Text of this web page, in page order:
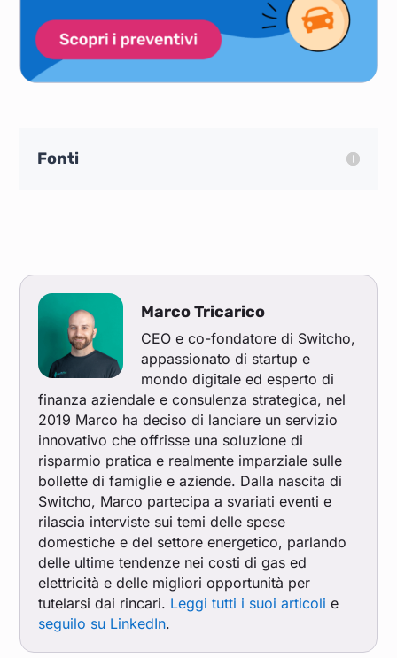
Fonti
Marco Tricarico
CEO e co-fondatore di Switcho,
appassionato di startup e
mondo digitale ed esperto di
finanza aziendale e consulenza strategica, nel
2019 Marco ha deciso di lanciare un servizio
innovativo che offrisse una soluzione di
risparmio pratica e realmente imparziale sulle
bollette di famiglie e aziende. Dalla nascita di
Switcho, Marco partecipa a svariati eventi e
rilascia interviste sui temi delle spese
domestiche e del settore energetico, parlando
delle ultime tendenze nei costi di gas ed
elettricità e delle migliori opportunità per
tutelarsi dai rincari. Leggi tutti i suoi articoli e
seguilo su LinkedIn.